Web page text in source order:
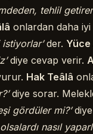
tehlil
onlardan daha iyi
istiyorlar’der. Yüce
diye cevap verir.
Hak Teâlâ
diye sorar.
gördüler mi?’diye
nasıl